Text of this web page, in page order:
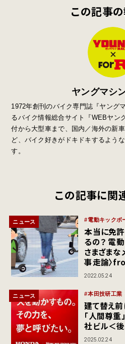
この記事
ヤングマシ
1972年創刊のバイク専門誌『ヤング
るバイク情報総合サイト『WEBヤン
付から大型車まで、国内／海外の新
ど、バイク好きがドキドキするよう
す。
この記事に関
ニュース 電動キックボ
本当に免
るの？ 電
さまざまな
事走論〉
2022.05.24
ニュース 本田技研工業
建て替え
「人間尊
社ビル＜
2025.02.24